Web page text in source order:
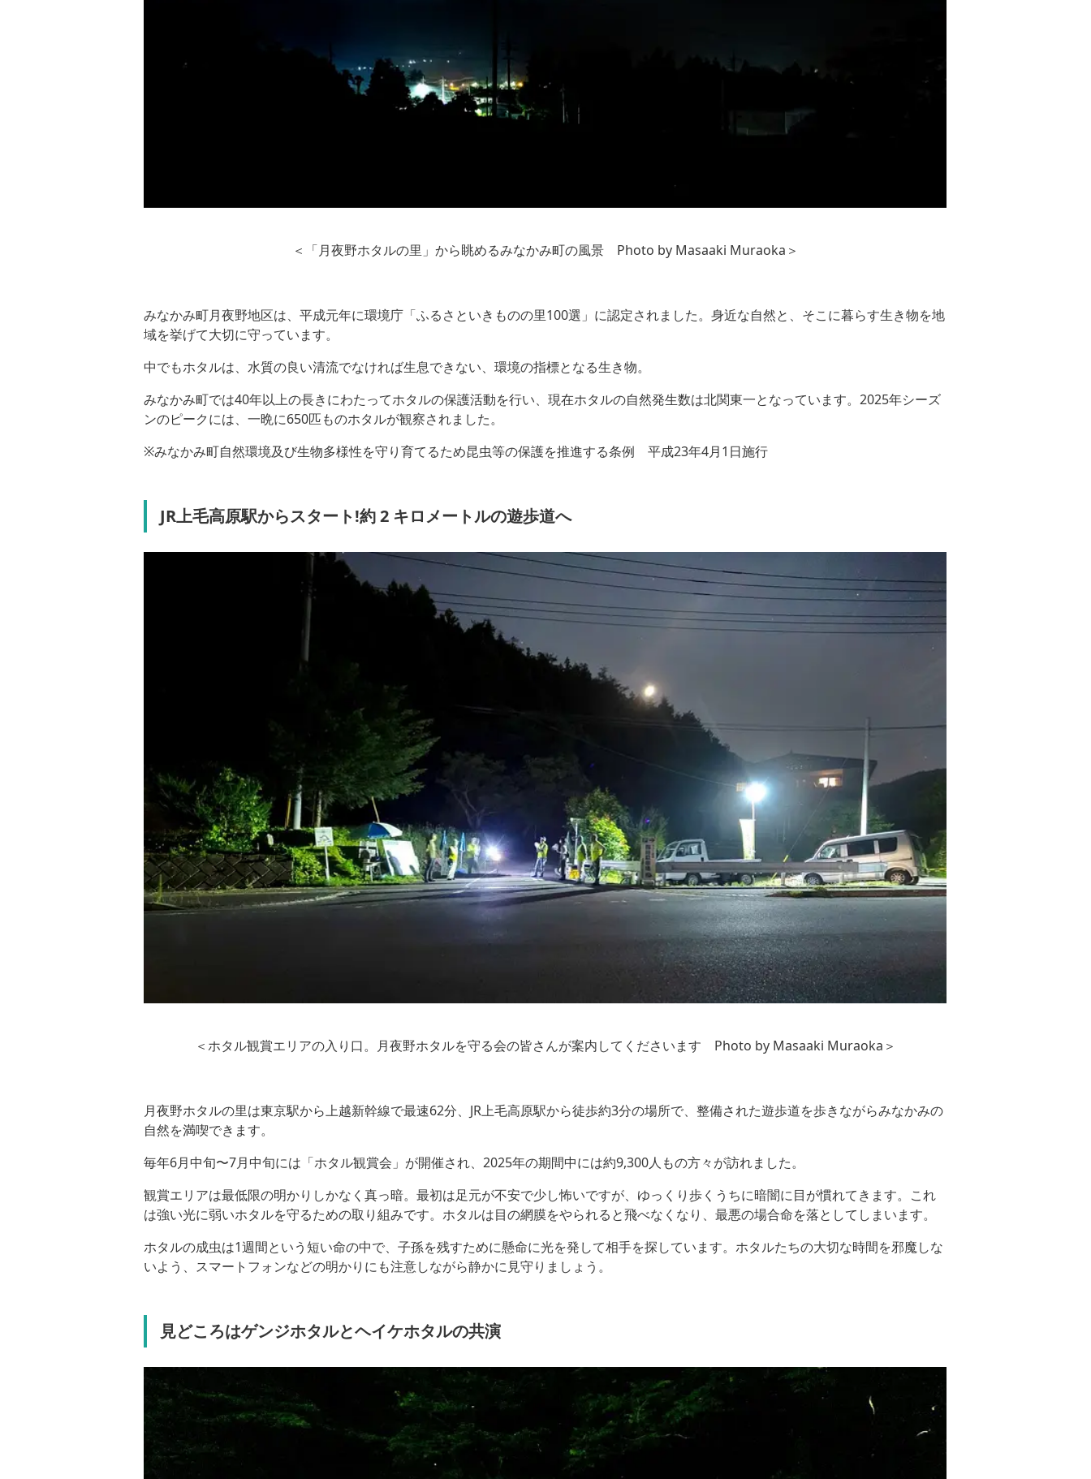
＜「月夜野ホタルの里」から眺めるみなかみ町の風景 Photo by Masaaki Muraoka＞
みなかみ町月夜野地区は、平成元年に環境庁「ふるさといきものの里100選」に認定されました。身近な自然と、そこに暮らす生き物を地
域を挙げて大切に守っています。
中でもホタルは、水質の良い清流でなければ生息できない、環境の指標となる生き物。
みなかみ町では40年以上の長きにわたってホタルの保護活動を行い、現在ホタルの自然発生数は北関東一となっています。2025年シーズ
ンのピークには、一晩に650匹ものホタルが観察されました。
※みなかみ町自然環境及び生物多様性を守り育てるため昆虫等の保護を推進する条例 平成23年4月1日施行
JR上毛高原駅からスタート!約 2 キロメートルの遊歩道へ
＜ホタル観賞エリアの入り口。月夜野ホタルを守る会の皆さんが案内してくださいます Photo by Masaaki Muraoka＞
月夜野ホタルの里は東京駅から上越新幹線で最速62分、JR上毛高原駅から徒歩約3分の場所で、整備された遊歩道を歩きながらみなかみの
自然を満喫できます。
毎年6月中旬〜7月中旬には「ホタル観賞会」が開催され、2025年の期間中には約9,300人もの方々が訪れました。
観賞エリアは最低限の明かりしかなく真っ暗。最初は足元が不安で少し怖いですが、ゆっくり歩くうちに暗闇に目が慣れてきます。これ
は強い光に弱いホタルを守るための取り組みです。ホタルは目の網膜をやられると飛べなくなり、最悪の場合命を落としてしまいます。
ホタルの成虫は1週間という短い命の中で、子孫を残すために懸命に光を発して相手を探しています。ホタルたちの大切な時間を邪魔しな
いよう、スマートフォンなどの明かりにも注意しながら静かに見守りましょう。
見どころはゲンジホタルとヘイケホタルの共演